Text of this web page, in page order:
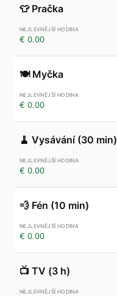
👕 Pračka
€ 0.00
🍽️ Myčka
€ 0.00
🧹 Vysávání (30 min)
€ 0.00
💨 Fén (10 min)
€ 0.00
📺 TV (3 h)